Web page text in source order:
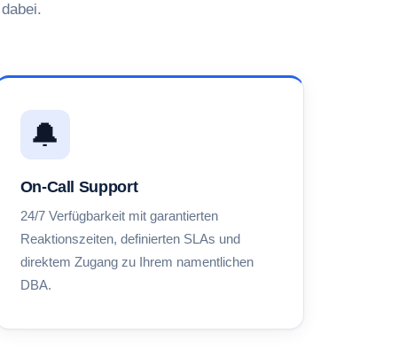
🔔
On-Call Support
24/7 Verfügbarkeit mit garantierten
Reaktionszeiten, definierten SLAs und
direktem Zugang zu Ihrem namentlichen
DBA.